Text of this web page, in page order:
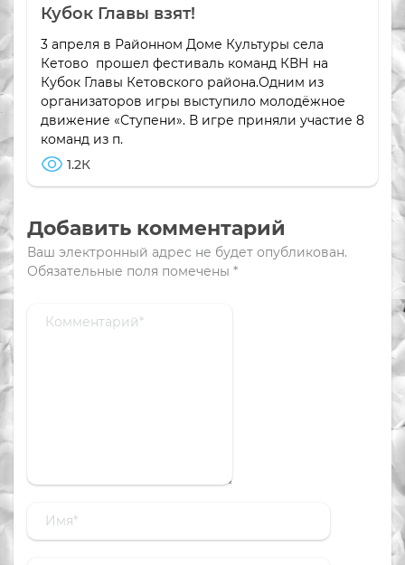
Кубок Главы взят!
3 апреля в Районном Доме Культуры села
Кетово прошел фестиваль команд КВН на
Кубок Главы Кетовского района.Одним из
организаторов игры выступило молодёжное
движение «Ступени». В игре приняли участие 8
команд из п.
1.2К
Добавить комментарий
Ваш электронный адрес не будет опубликован.
Обязательные поля помечены *